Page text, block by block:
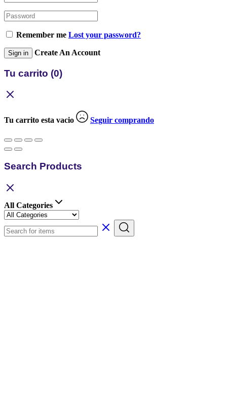
Remember me Lost your password?
Sign in Create An Account
Tu carrito (0)
Tu carrito esta vacio Seguir comprando
Search Products
All Categories